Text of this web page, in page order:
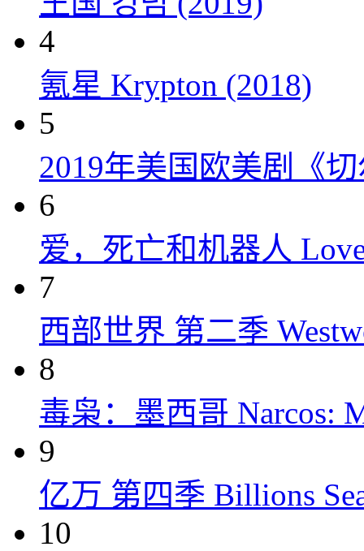
4
氪星 Krypton (2018)
5
2019年美国欧美剧《
6
爱，死亡和机器人
7
西部世界 第二季
8
毒枭：墨西哥 Narcos:
9
亿万 第四季 Billions
10